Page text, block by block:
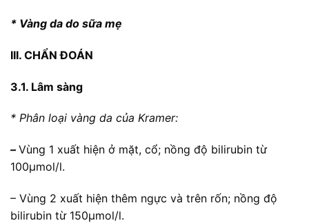
* Vàng da do sữa mẹ
III. CHẨN ĐOÁN
3.1. Lâm sàng
* Phân loại vàng da của Kramer:
–Vùng 1 xuất hiện ở mặt, cổ; nồng độ bilirubin từ
100µmol/l.
– Vùng 2 xuất hiện thêm ngực và trên rốn; nồng độ
bilirubin từ 150µmol/l.